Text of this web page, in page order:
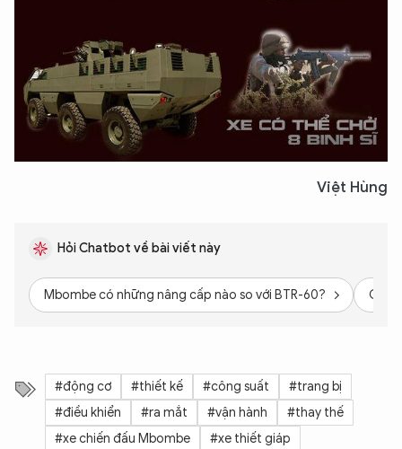
Việt Hùng
Hỏi Chatbot về bài viết này
Mbombe có những nâng cấp nào so với BTR-60? Giá
#động cơ #thiết kế #công suất
#trang bị
#điều khiển
#ra mắt #vận hành
#thay thế
#xe chiến đấu Mbombe
#xe thiết giáp